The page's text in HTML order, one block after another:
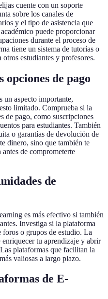
cuente con un soporte
sobre los canales de
y el tipo de asistencia que
puede proporcionar
durante el proceso de
tiene un sistema de tutorías o
estudiantes y profesores.
opciones de pago
un aspecto importante,
limitado. Comprueba si la
de pago, como suscripciones
para estudiantes. También
o garantías de devolución de
dinero, sino que también te
de comprometerte
de
es más efectivo si también
Investiga si la plataforma
foros o grupos de estudio. La
tu aprendizaje y abrir
plataformas que facilitan la
valiosas a largo plazo.
de E-